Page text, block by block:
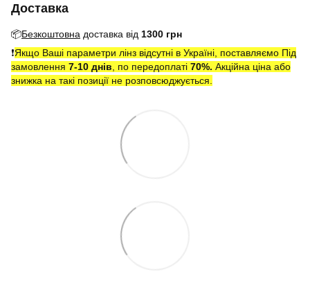
Доставка
📦Безкоштовна доставка від 1300 грн
❗️Якщо Ваші параметри лінз відсутні в Україні, поставляємо Під
замовлення 7-10 днів , по передоплаті 70%. Акційна ціна або
знижка на такі позиції не розповсюджується.